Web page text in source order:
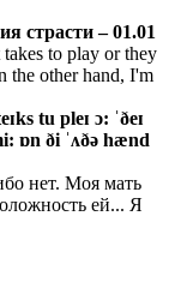
страсти– 01.01
to play or they
the other hand, I'm
tu pleɪ ɔ: ˈðeɪ
ɒn ði ˈʌðə hænd
нет. Моя мать
ей... Я